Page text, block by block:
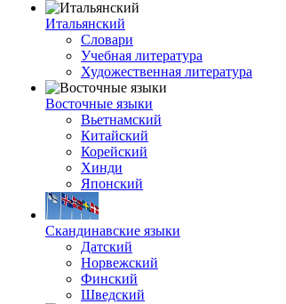
Итальянский
Словари
Учебная литература
Художественная литература
Восточные языки
Вьетнамский
Китайский
Корейский
Хинди
Японский
Скандинавские языки
Датский
Норвежский
Финский
Шведский